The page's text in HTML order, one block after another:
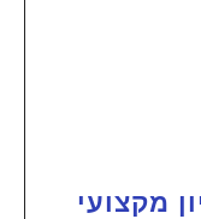
מקצועי